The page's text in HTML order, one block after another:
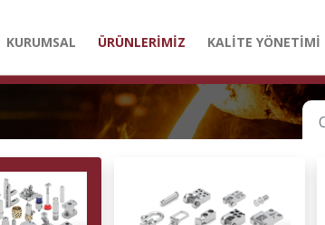
KURUMSAL ÜRÜNLERİMİZ KALİTE YÖNETİMİ